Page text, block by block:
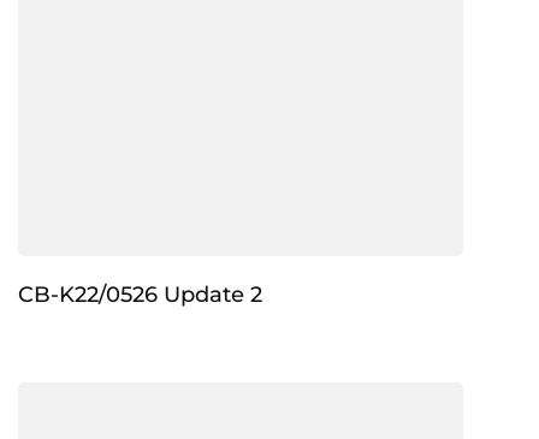
CB-K22/0526 Update 2